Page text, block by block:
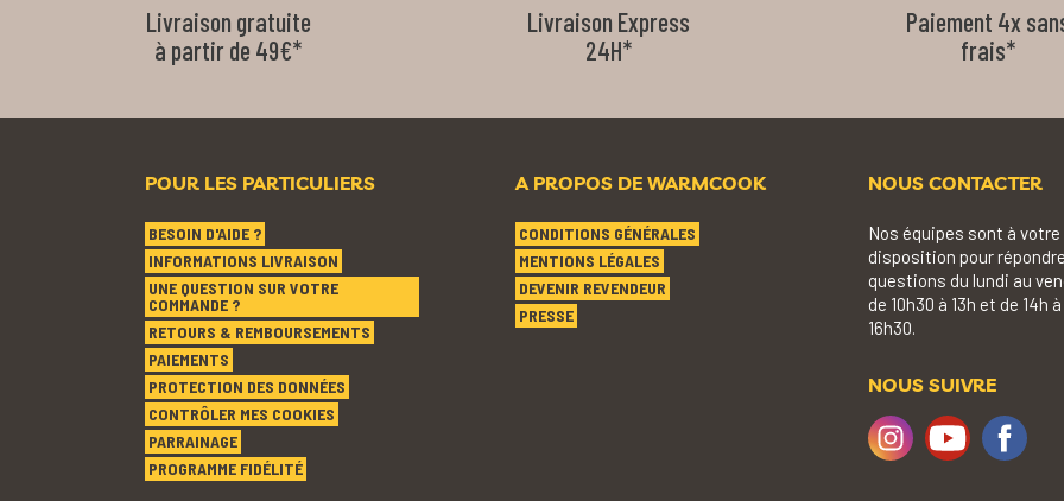
Livraison gratuite
à partir de 49€*
Livraison Express
24H*
Paiement 4x
frais*
POUR LES PARTICULIERS
BESOIN D'AIDE ?
INFORMATIONS LIVRAISON
UNE QUESTION SUR VOTRE
COMMANDE ?
RETOURS & REMBOURSEMENTS
PAIEMENTS
PROTECTION DES DONNÉES
CONTRÔLER MES COOKIES
PARRAINAGE
PROGRAMME FIDÉLITÉ
A PROPOS DE WARMCOOK
CONDITIONS GÉNÉRALES
MENTIONS LÉGALES
DEVENIR REVENDEUR
PRESSE
NOUS CONTACTER
Nos équipes sont à votre
disposition pour
questions du lundi au
de 10h30 à 13h et de 14h à
16h30.
NOUS SUIVRE